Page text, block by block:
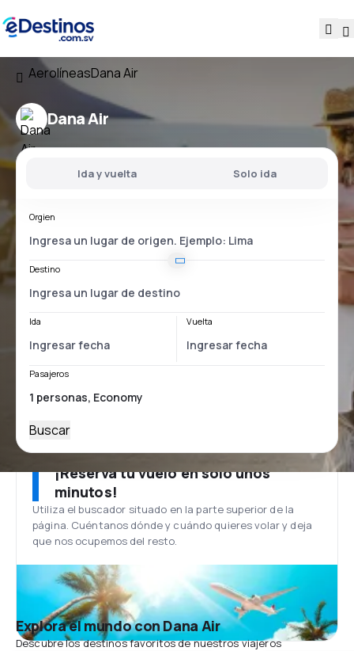
AerolíneasDana Air
Dana Air
Ida y vuelta Solo ida
Orgien
Destino
Ida Vuelta
Pasajeros
Buscar
¡Reserva tu vuelo en solo unos
minutos!
Utiliza el buscador situado en la parte superior de la
página. Cuéntanos dónde y cuándo quieres volar y deja
que nos ocupemos del resto.
Explora el mundo con Dana Air
Descubre los destinos favoritos de nuestros viajeros